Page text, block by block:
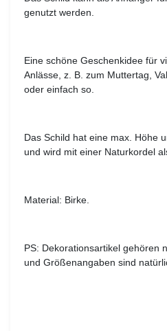
genutzt werden.
Eine schöne Geschenkidee für
Anlässe, z. B. zum Muttertag,
oder einfach so.
Das Schild hat eine max. Höhe
und wird mit einer Naturkordel
Material: Birke.
PS: Dekorationsartikel gehören
und Größenangaben sind